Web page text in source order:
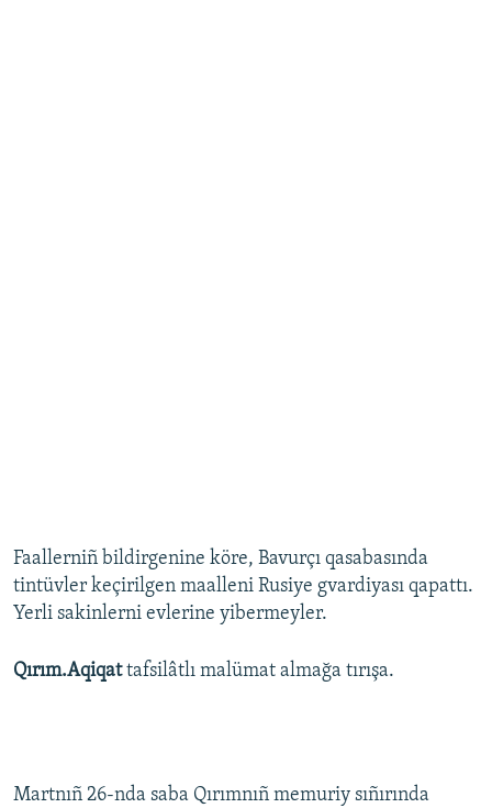
Faallerniñ bildirgenine köre, Bavurçı qasabasında
tintüvler keçirilgen maalleni Rusiye gvardiyası qapattı.
Yerli sakinlerni evlerine yibermeyler.
Qırım.Aqiqattafsilâtlı malümat almağa tırışa.
Martnıñ 26-nda saba Qırımnıñ memuriy sıñırında